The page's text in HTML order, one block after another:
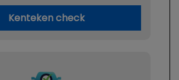
Kenteken check